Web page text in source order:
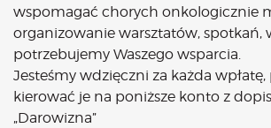
wspomagać chorych onkologicznie
organizowanie warsztatów, spotkań,
potrzebujemy Waszego wsparcia.
Jesteśmy wdzięczni za każda
kierować je na poniższe konto z
„Darowizna”